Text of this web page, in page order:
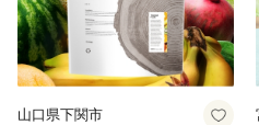
山口県下関市